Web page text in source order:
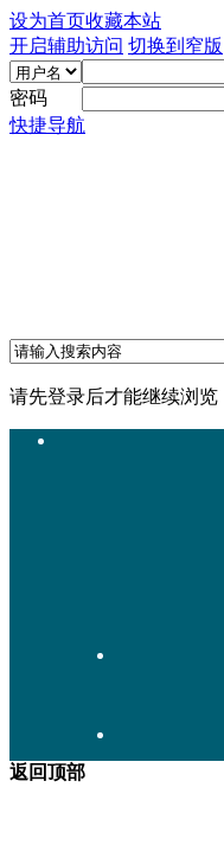
设为首页收藏本站
开启辅助访问 切换到窄版
密码
快捷导航
请先登录后才能继续浏览
返回顶部